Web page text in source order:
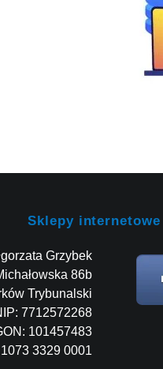
Sklepy internetowe
Grzybek
86b
Trybunalski
7712572268
101457483
3329 0001